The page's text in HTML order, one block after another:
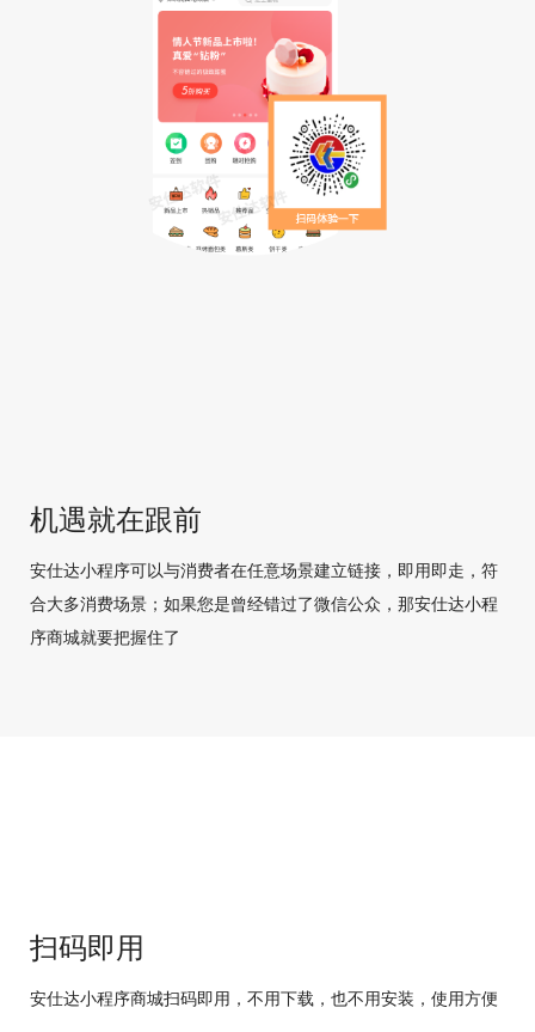
机遇就在跟前
安仕达小程序可以与消费者在任意场景建立链接，即用即走，符
合大多消费场景；如果您是曾经错过了微信公众，那安仕达小程
序商城就要把握住了
扫码即用
安仕达小程序商城扫码即用，不用下载，也不用安装，使用方便